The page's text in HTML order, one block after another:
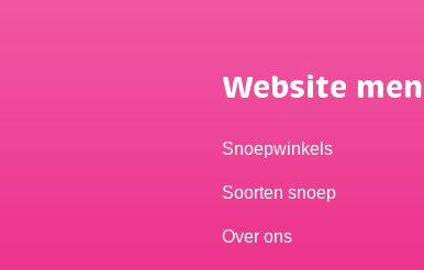
Website
Snoepwinkels
Soorten snoep
Over ons